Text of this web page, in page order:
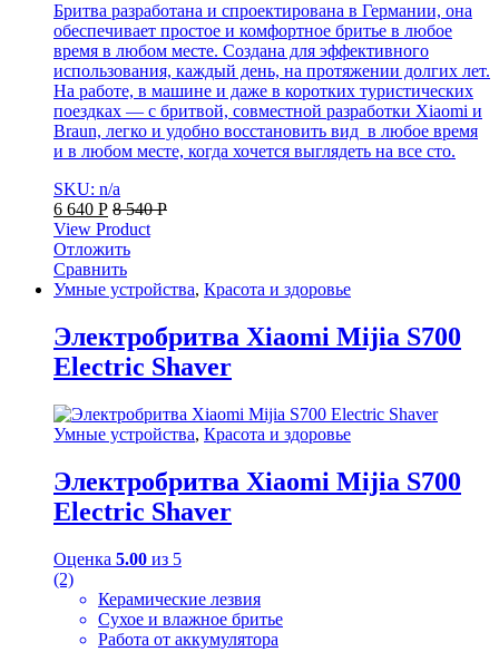
Бритва разработана и спроектирована в Германии, она
обеспечивает простое и комфортное бритье в любое
время в любом месте. Создана для эффективного
использования, каждый день, на протяжении долгих лет.
На работе, в машине и даже в коротких туристических
поездках — с бритвой, совместной разработки Xiaomi и
Braun, легко и удобно восстановить вид в любое время
и в любом месте, когда хочется выглядеть на все сто.
SKU: n/a
6 640 Р 8 540Р
View Product
Отложить
Сравнить
Умные устройства, Красота и здоровье
Электробритва Xiaomi Mijia S700
Electric Shaver
Умные устройства, Красота и здоровье
Электробритва Xiaomi Mijia S700
Electric Shaver
Оценка 5.00 из 5
(2)
Керамические лезвия
Сухое и влажное бритье
Работа от аккумулятора